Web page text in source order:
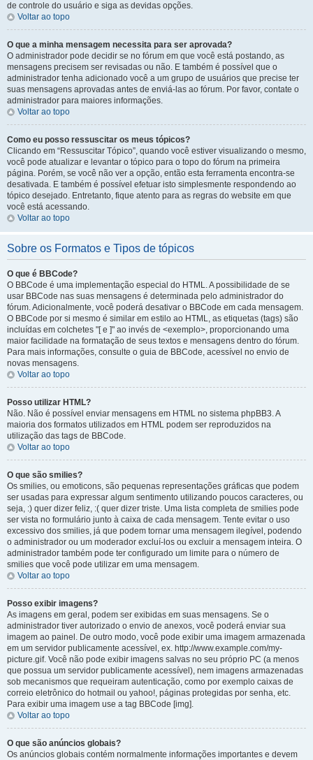
de controle do usuário e siga as devidas opções.
Voltar ao topo
O que a minha mensagem necessita para ser aprovada?
O administrador pode decidir se no fórum em que você está postando, as
mensagens precisem ser revisadas ou não. E também é possível que o
administrador tenha adicionado você a um grupo de usuários que precise ter
suas mensagens aprovadas antes de enviá-las ao fórum. Por favor, contate o
administrador para maiores informações.
Voltar ao topo
Como eu posso ressuscitar os meus tópicos?
Clicando em “Ressuscitar Tópico”, quando você estiver visualizando o mesmo,
você pode atualizar e levantar o tópico para o topo do fórum na primeira
página. Porém, se você não ver a opção, então esta ferramenta encontra-se
desativada. E também é possível efetuar isto simplesmente respondendo ao
tópico desejado. Entretanto, fique atento para as regras do website em que
você está acessando.
Voltar ao topo
Sobre os Formatos e Tipos de tópicos
O que é BBCode?
O BBCode é uma implementação especial do HTML. A possibilidade de se
usar BBCode nas suas mensagens é determinada pelo administrador do
fórum. Adicionalmente, você poderá desativar o BBCode em cada mensagem.
O BBCode por si mesmo é similar em estilo ao HTML, as etiquetas (tags) são
incluídas em colchetes "[ e ]" ao invés de <exemplo>, proporcionando uma
maior facilidade na formatação de seus textos e mensagens dentro do fórum.
Para mais informações, consulte o guia de BBCode, acessível no envio de
novas mensagens.
Voltar ao topo
Posso utilizar HTML?
Não. Não é possível enviar mensagens em HTML no sistema phpBB3. A
maioria dos formatos utilizados em HTML podem ser reproduzidos na
utilização das tags de BBCode.
Voltar ao topo
O que são smilies?
Os smilies, ou emoticons, são pequenas representações gráficas que podem
ser usadas para expressar algum sentimento utilizando poucos caracteres, ou
seja, :) quer dizer feliz, :( quer dizer triste. Uma lista completa de smilies pode
ser vista no formulário junto à caixa de cada mensagem. Tente evitar o uso
excessivo dos smilies, já que podem tornar uma mensagem ilegível, podendo
o administrador ou um moderador excluí-los ou excluir a mensagem inteira. O
administrador também pode ter configurado um limite para o número de
smilies que você pode utilizar em uma mensagem.
Voltar ao topo
Posso exibir imagens?
As imagens em geral, podem ser exibidas em suas mensagens. Se o
administrador tiver autorizado o envio de anexos, você poderá enviar sua
imagem ao painel. De outro modo, você pode exibir uma imagem armazenada
em um servidor publicamente acessível, ex. http://www.example.com/my-
picture.gif. Você não pode exibir imagens salvas no seu próprio PC (a menos
que possua um servidor publicamente acessível), nem imagens armazenadas
sob mecanismos que requeiram autenticação, como por exemplo caixas de
correio eletrônico do hotmail ou yahoo!, páginas protegidas por senha, etc.
Para exibir uma imagem use a tag BBCode [img].
Voltar ao topo
O que são anúncios globais?
Os anúncios globais contém normalmente informações importantes e devem